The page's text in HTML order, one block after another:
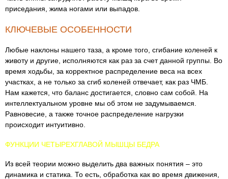
приседания, жима ногами или выпадов.
КЛЮЧЕВЫЕ ОСОБЕННОСТИ
Любые наклоны нашего таза, а кроме того, сгибание коленей к
животу и другие, исполняются как раз за счет данной группы. Во
время ходьбы, за корректное распределение веса на всех
участках, а не только за сгиб коленей отвечает, как раз ЧМБ.
Нам кажется, что баланс достигается, словно сам собой. На
интеллектуальном уровне мы об этом не задумываемся.
Равновесие, а также точное распределение нагрузки
происходит интуитивно.
ФУНКЦИИ ЧЕТЫРЕХГЛАВОЙ МЫШЦЫ БЕДРА
Из всей теории можно выделить два важных понятия – это
динамика и статика. То есть, обработка как во время движения,